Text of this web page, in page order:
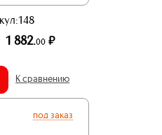
1 882.00 р.
К сравнению
под заказ